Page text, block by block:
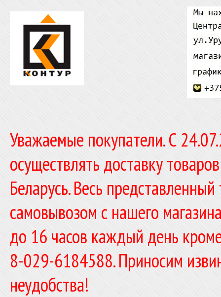
Уважаемые покупатели. C
осуществлять доставку
Беларусь. Весь
самовывозом с нашего
до 16 часов каждый день
8-029-6184588. Приносим
неудобства!